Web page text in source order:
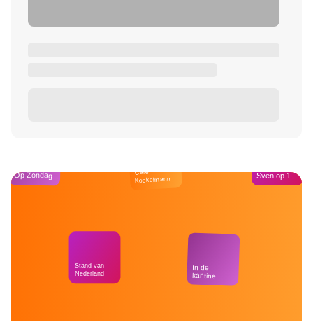
Op Zondag
Stand van
Nederland
Café
Kockelmann
In de
kantine
Sven op 1